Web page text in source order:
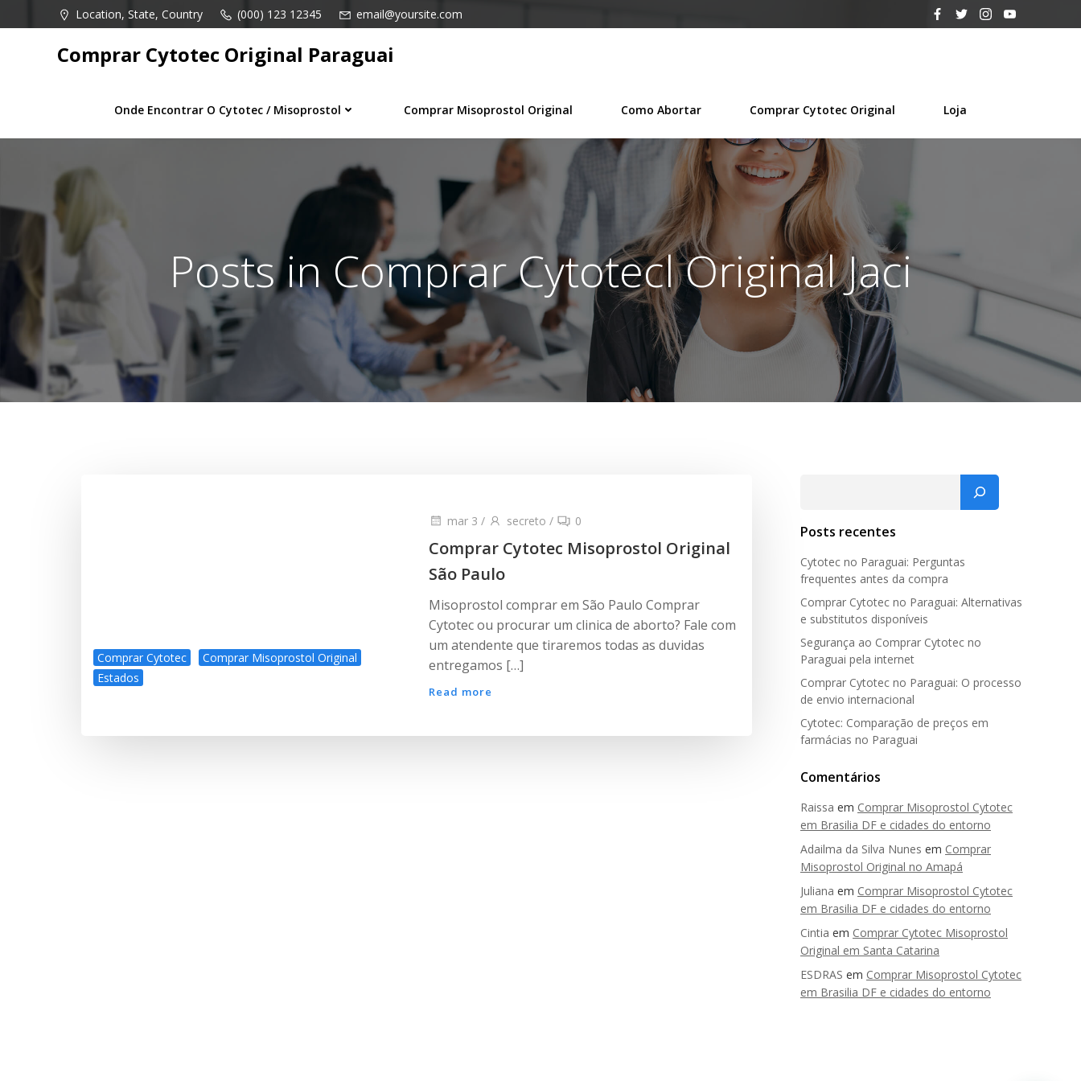
para
Location, State, Country (000) 123 12345 email@yoursite.com
Comprar Cytotec Original Paraguai
Onde Encontrar O Cytotec / Misoprostol Comprar Misoprostol Original Como Abortar Comprar Cytotec Original Loja
Posts in Comprar Cytotecl Original Jaci
Comprar Cytotec
Comprar Misoprostol Original
Estados
mar 3 / secreto / 0
Comprar Cytotec Misoprostol Original
São Paulo
Misoprostol comprar em São Paulo Comprar
Cytotec ou procurar um clinica de aborto? Fale com
um atendente que tiraremos todas as duvidas
entregamos […]
Read more
Posts recentes
Cytotec no Paraguai: Perguntas
frequentes antes da compra
Comprar Cytotec no Paraguai: Alternativas
e substitutos disponíveis
Segurança ao Comprar Cytotec no
Paraguai pela internet
Comprar Cytotec no Paraguai: O processo
de envio internacional
Cytotec: Comparação de preços em
farmácias no Paraguai
Comentários
Raissa em Comprar Misoprostol Cytotec
em Brasilia DF e cidades do entorno
Adailma da Silva Nunes em Comprar
Misoprostol Original no Amapá
Juliana em Comprar Misoprostol Cytotec
em Brasilia DF e cidades do entorno
Cintia em Comprar Cytotec Misoprostol
Original em Santa Catarina
ESDRAS em Comprar Misoprostol Cytotec
em Brasilia DF e cidades do entorno